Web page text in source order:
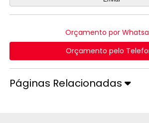
Orçamento por
Orçamento pelo
Páginas Relacionadas